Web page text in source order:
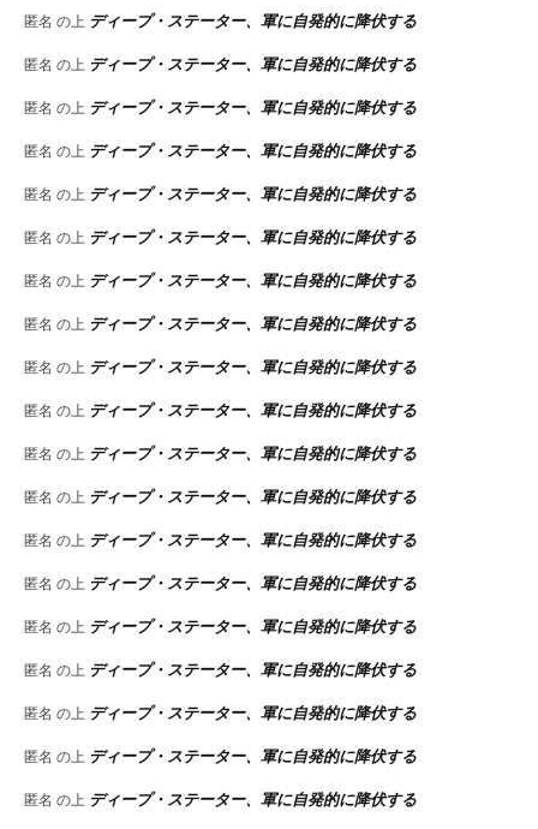
匿名 の上 ディープ・ステーター、軍に自発的に降伏する
匿名 の上 ディープ・ステーター、軍に自発的に降伏する
匿名 の上 ディープ・ステーター、軍に自発的に降伏する
匿名 の上 ディープ・ステーター、軍に自発的に降伏する
匿名 の上 ディープ・ステーター、軍に自発的に降伏する
匿名 の上 ディープ・ステーター、軍に自発的に降伏する
匿名 の上 ディープ・ステーター、軍に自発的に降伏する
匿名 の上 ディープ・ステーター、軍に自発的に降伏する
匿名 の上 ディープ・ステーター、軍に自発的に降伏する
匿名 の上 ディープ・ステーター、軍に自発的に降伏する
匿名 の上 ディープ・ステーター、軍に自発的に降伏する
匿名 の上 ディープ・ステーター、軍に自発的に降伏する
匿名 の上 ディープ・ステーター、軍に自発的に降伏する
匿名 の上 ディープ・ステーター、軍に自発的に降伏する
匿名 の上 ディープ・ステーター、軍に自発的に降伏する
匿名 の上 ディープ・ステーター、軍に自発的に降伏する
匿名 の上 ディープ・ステーター、軍に自発的に降伏する
匿名 の上 ディープ・ステーター、軍に自発的に降伏する
匿名 の上 ディープ・ステーター、軍に自発的に降伏する